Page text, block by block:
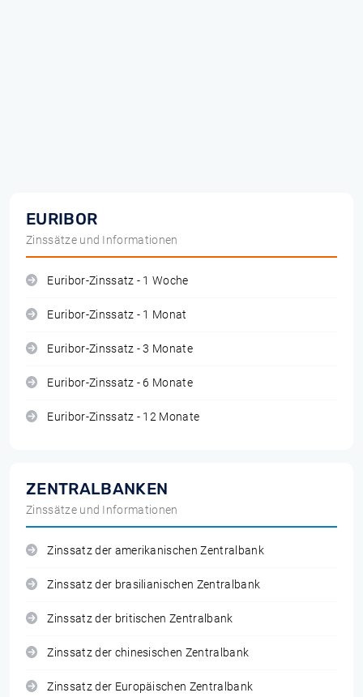
EURIBOR
Zinssätze und Informationen
Euribor-Zinssatz - 1 Woche
Euribor-Zinssatz - 1 Monat
Euribor-Zinssatz - 3 Monate
Euribor-Zinssatz - 6 Monate
Euribor-Zinssatz - 12 Monate
ZENTRALBANKEN
Zinssätze und Informationen
Zinssatz der amerikanischen Zentralbank
Zinssatz der brasilianischen Zentralbank
Zinssatz der britischen Zentralbank
Zinssatz der chinesischen Zentralbank
Zinssatz der Europäischen Zentralbank